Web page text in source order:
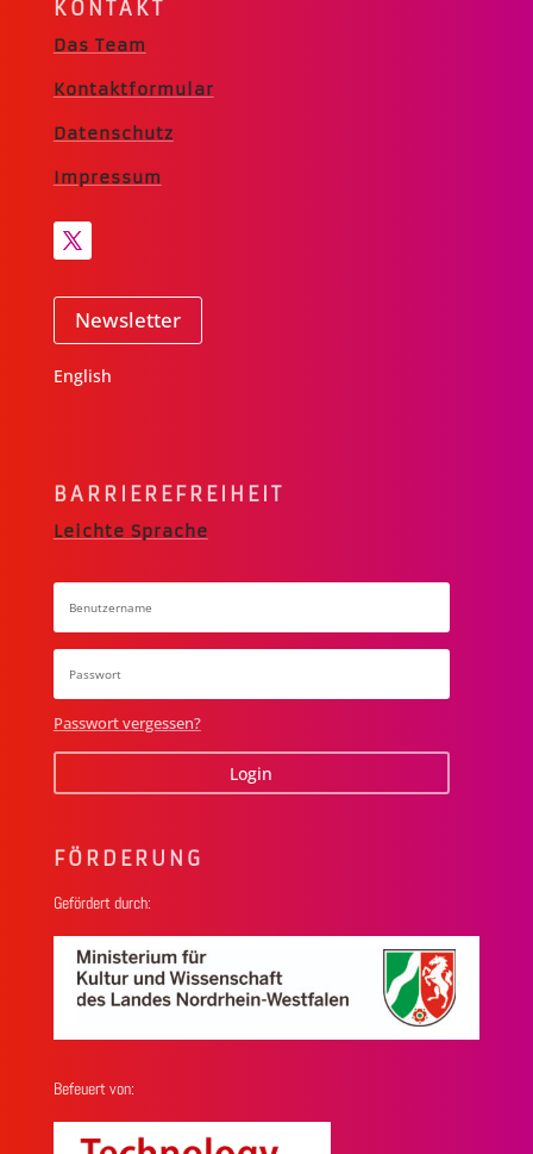
KONTAKT
Das Team
Kontaktformular
Datenschutz
Impressum
Newsletter
English
BARRIERE­FREIHEIT
Leichte Sprache
Passwort vergessen?
Login
FÖRDERUNG
Gefördert durch:
Befeuert von: